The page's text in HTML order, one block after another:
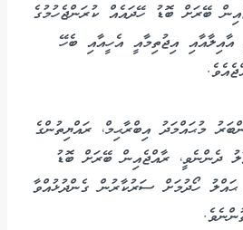
ބޭރަށް ބޮޑު ހޭދައެއް ކުރަންޖެހުމުގެ
އިޖުތިމާއީ އެހީއާއި ބެހޭ
މުޙައްމަދު އިބްރާޙިމް، ރައްޔިތުންގެ
ދެންނެވީ، ރާއްޖެއިން ބޭރަށް ބޮޑު
ހޯދުމަށް ސަރުކާރުން ގެންދުޅުއްވާ